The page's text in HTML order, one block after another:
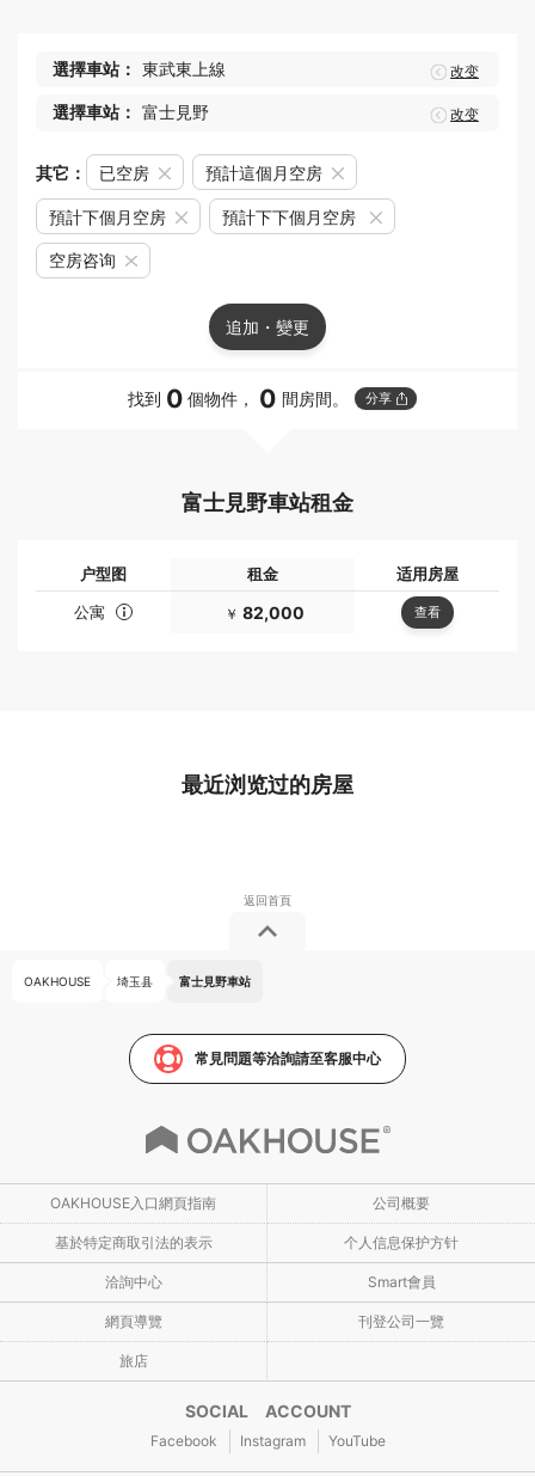
選擇車站： 東武東上線 改变
選擇車站： 富士見野 改变
其它： 已空房 預計這個月空房
預計下個月空房 預計下下個月空房
空房咨询
追加・變更
找到 0 個物件， 0 間房間。 分享
富士見野車站租金
户型图 租金
适用房屋
公寓
￥ 82,000 查看
最近浏览过的房屋
OAKHOUSE 埼玉县 富士見野車站
常見問題等洽詢請至客服中心
OAKHOUSE入口網頁指南 公司概要
基於特定商取引法的表示 个人信息保护方针
洽詢中心 Smart會員
網頁導覽 刊登公司一覽
旅店
SOCIAL ACCOUNT
Facebook Instagram YouTube